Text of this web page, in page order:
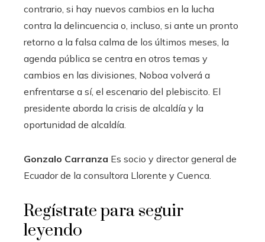
contrario, si hay nuevos cambios en la lucha
contra la delincuencia o, incluso, si ante un pronto
retorno a la falsa calma de los últimos meses, la
agenda pública se centra en otros temas y
cambios en las divisiones, Noboa volverá a
enfrentarse a sí, el escenario del plebiscito. El
presidente aborda la crisis de alcaldía y la
oportunidad de alcaldía.
Gonzalo Carranza Es socio y director general de
Ecuador de la consultora Llorente y Cuenca.
Regístrate para seguir
leyendo